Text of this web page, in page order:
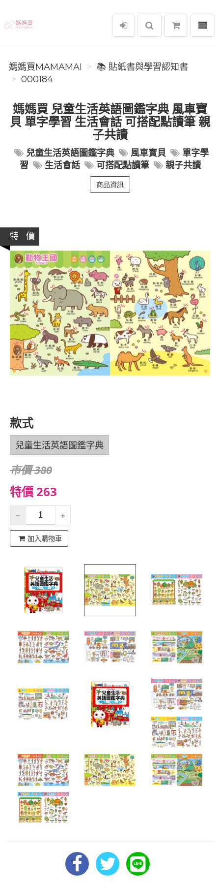
媽媽買MAMAMAI
選單
媽媽買MAMAMAI
📚 貼紙書與學習認知書
000184
媽媽買 兒童生活英語圖鑑字典 風車寶
貝 單字學習 生活會話 可搭配點讀筆 親
子共讀
兒童生活英語圖鑑字典 風車寶貝
單字學
習
生活會話 可搭配點讀筆 親子共讀
商品資訊
特 價
款式
兒童生活英語圖鑑字典
市價 380
特價 263
加入購物車